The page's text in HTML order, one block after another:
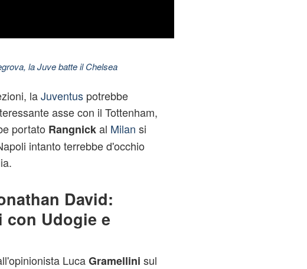
la Juve batte il Chelsea
laJuventus potrebbe
asse con il Tottenham,
portato Rangnickal Milan si
intanto terrebbe d'occhio
David:
Udogie e
LucaGramellini sul